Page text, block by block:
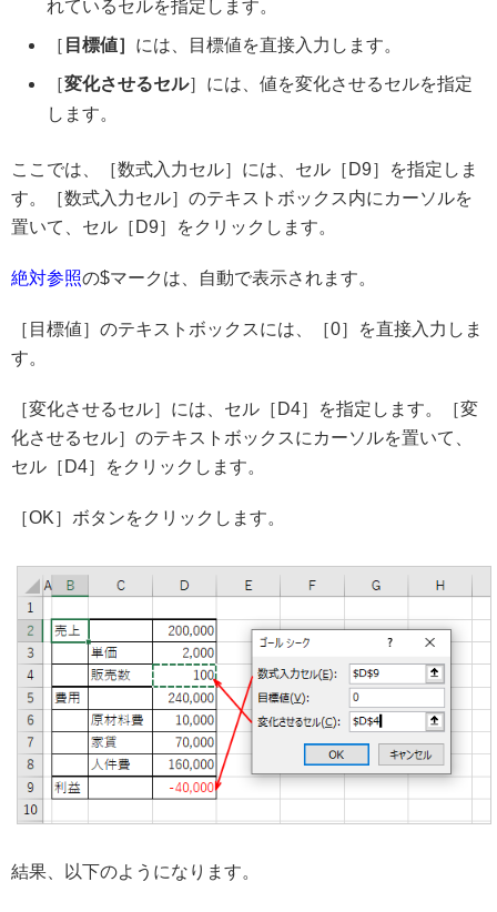
れているセルを指定します。
［ 目標値］ には、目標値を直接入力します。
［変化させるセル］には、値を変化させるセルを指定
します。
ここでは、［数式入力セル］には、セル［D9］を指定しま
す。［数式入力セル］のテキストボックス内にカーソルを
置いて、セル［D9］をクリックします。
絶対参照の$マークは、自動で表示されます。
［目標値］のテキストボックスには、［0］を直接入力しま
す。
［変化させるセル］には、セル［D4］を指定します。［変
化させるセル］のテキストボックスにカーソルを置いて、
セル［D4］をクリックします。
［OK］ボタンをクリックします。
結果、以下のようになります。